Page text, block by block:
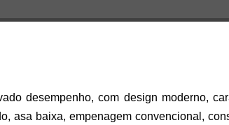
desempenho, com design moderno,
asa baixa, empenagem convencional,